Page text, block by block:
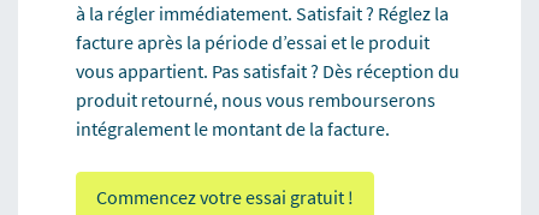
à la régler immédiatement. Satisfait ? Réglez la
facture après la période d’essai et le produit
vous appartient. Pas satisfait ? Dès réception du
produit retourné, nous vous rembourserons
intégralement le montant de la facture.
Commencez votre essai gratuit !